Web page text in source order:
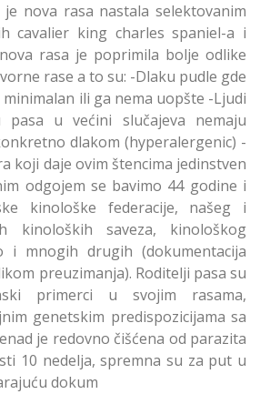
nova rasa nastala selektovanim
cavalier king charles spaniel-a i
rasa je poprimila bolje odlike
rase a to su: -Dlaku pudle gde
ili ga nema uopšte -Ljudi
u većini slučajeva nemaju
dlakom (hyperalergenic) -
koji daje ovim štencima jedinstven
odgojem se bavimo 44 godine i
kinološke federacije, našeg i
kinoloških saveza, kinološkog
i mnogih drugih (dokumentacija
preuzimanja). Roditelji pasa su
primerci u svojim rasama,
genetskim predispozicijama sa
je redovno čišćena od parazita
10 nedelja, spremna su za put u
dokum